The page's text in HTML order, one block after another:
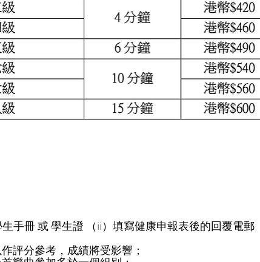
手冊 或 學生證 （ii）填寫健康申報表後的回覆電郵
評分參考，成績將受影響；